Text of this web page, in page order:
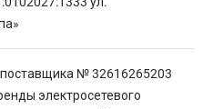
поставщика № 32616265203
электросетевого